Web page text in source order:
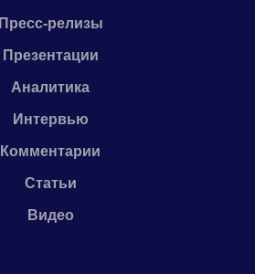
Пресс-релизы
Презентации
Аналитика
Интервью
Комментарии
Статьи
Видео